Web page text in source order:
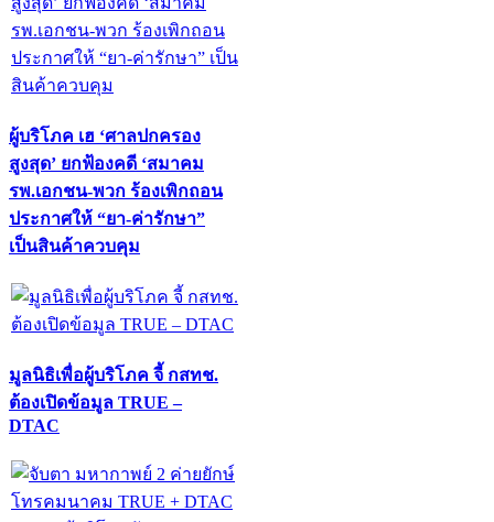
ผู้บริโภค เฮ ‘ศาลปกครอง
สูงสุด’ ยกฟ้องคดี ‘สมาคม
รพ.เอกชน-พวก ร้องเพิกถอน
ประกาศให้ “ยา-ค่ารักษา”
เป็นสินค้าควบคุม
มูลนิธิเพื่อผู้บริโภค จี้ กสทช.
ต้องเปิดข้อมูล TRUE –
DTAC